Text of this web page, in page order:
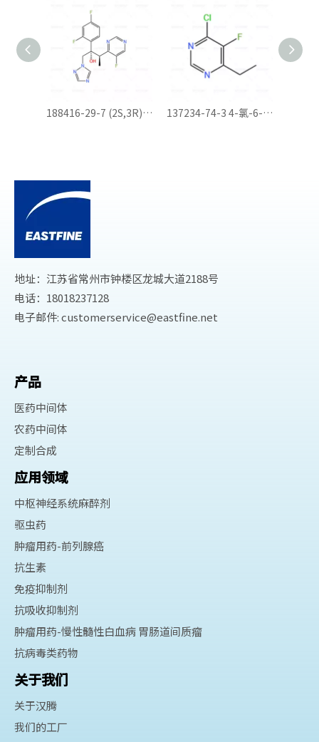
188416-29-7 (2S,3R)-REL-2-(2,4-二氟苯基)-3-(5-氟嘧啶-4-基)-1-(1H-1,2,4-三唑-1-基)丁-2-醇 137234-74-3 4-氯-6-乙基-5-氟嘧啶
地址：江苏省常州市钟楼区龙城大道2188号
电话：18018237128
电子邮件:customerservice@eastfine.net
产品
医药中间体
农药中间体
定制合成
应用领域
中枢神经系统麻醉剂
驱虫药
肿瘤用药-前列腺癌
抗生素
免疫抑制剂
抗吸收抑制剂
肿瘤用药-慢性髓性白血病 胃肠道间质瘤
抗病毒类药物
关于我们
关于汉腾
我们的工厂